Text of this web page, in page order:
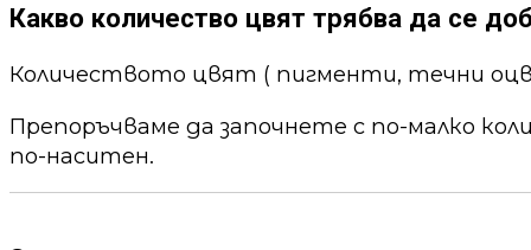
Какво количество цвят трябва да се
Количеството цвят ( пигменти, течни
Препоръчваме да започнете с по-малко
по-наситен.